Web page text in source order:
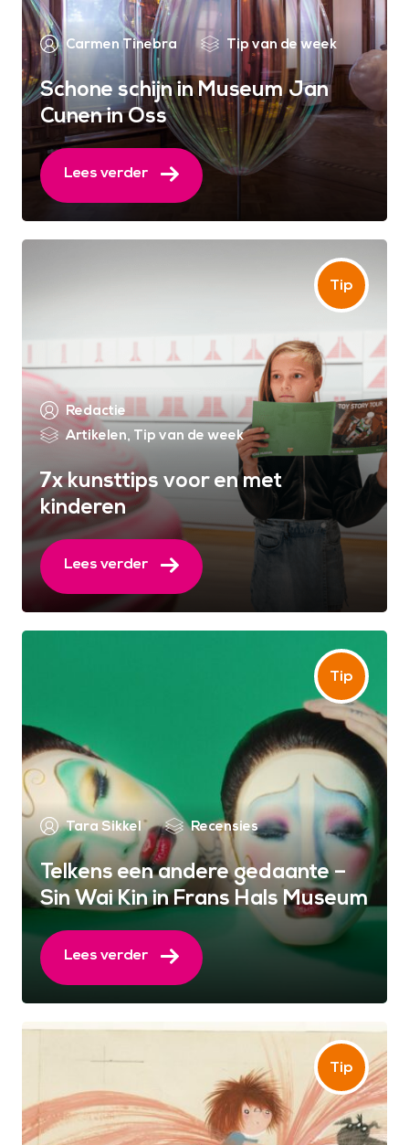
Carmen Tinebra Tip van de week
Schone schijn in Museum Jan
Cunen in Oss
Lees verder
Redactie
Artikelen, Tip van de week
7x kunsttips voor en met
kinderen
Lees verder
Tara Sikkel Recensies
Telkens een andere gedaante –
Sin Wai Kin in Frans Hals Museum
Lees verder